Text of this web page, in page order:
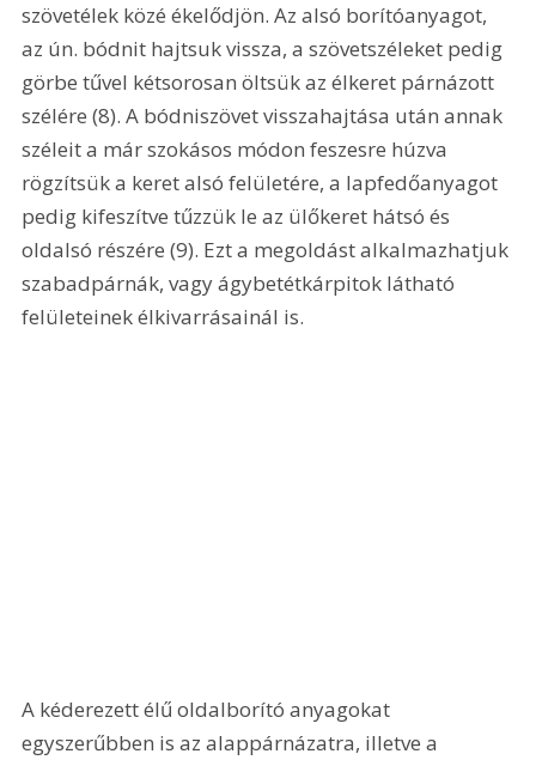
szövetélek közé ékelődjön. Az alsó borítóanyagot,
az ún. bódnit hajtsuk vissza, a szövetszéleket pedig
görbe tűvel kétsorosan öltsük az élkeret párnázott
szélére (8). A bódniszövet visszahajtása után annak
széleit a már szokásos módon feszesre húzva
rögzítsük a keret alsó felületére, a lapfedőanyagot
pedig kifeszítve tűzzük le az ülőkeret hátsó és
oldalsó részére (9). Ezt a megoldást alkalmazhatjuk
szabadpárnák, vagy ágybetétkárpitok látható
felületeinek élkivarrásainál is.
A kéderezett élű oldalborító anyagokat
egyszerűbben is az alappárnázatra, illetve a